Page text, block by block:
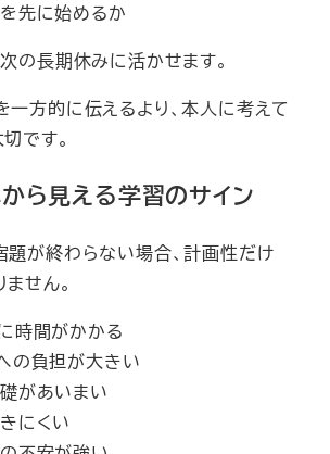
先に始めるか
の長期休みに活かせます。
方的に伝えるより、本人に考えて
です。
ら見える学習のサイン
題が終わらない場合、計画性だけ
せん。
時間がかかる
の負担が大きい
があいまい
にくい